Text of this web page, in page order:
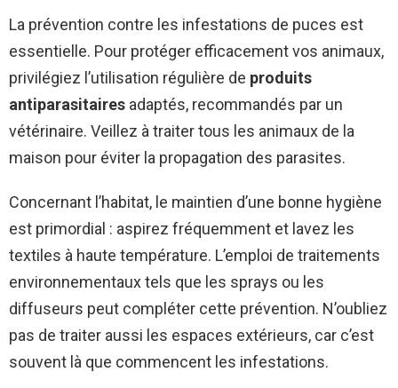
La prévention contre les infestations de puces est
essentielle. Pour protéger efficacement vos animaux,
privilégiez l’utilisation régulière de produits
antiparasitaires adaptés, recommandés par un
vétérinaire. Veillez à traiter tous les animaux de la
maison pour éviter la propagation des parasites.
Concernant l’habitat, le maintien d’une bonne hygiène
est primordial : aspirez fréquemment et lavez les
textiles à haute température. L’emploi de traitements
environnementaux tels que les sprays ou les
diffuseurs peut compléter cette prévention. N’oubliez
pas de traiter aussi les espaces extérieurs, car c’est
souvent là que commencent les infestations.